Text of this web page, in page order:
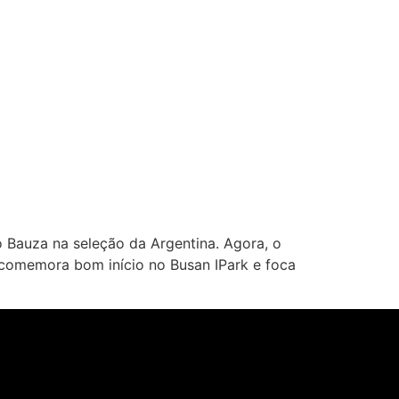
na seleção da Argentina. Agora, o
bom início no Busan IPark e foca